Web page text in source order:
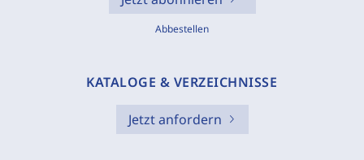
Abbestellen
KATALOGE & VERZEICHNISSE
Jetzt anfordern